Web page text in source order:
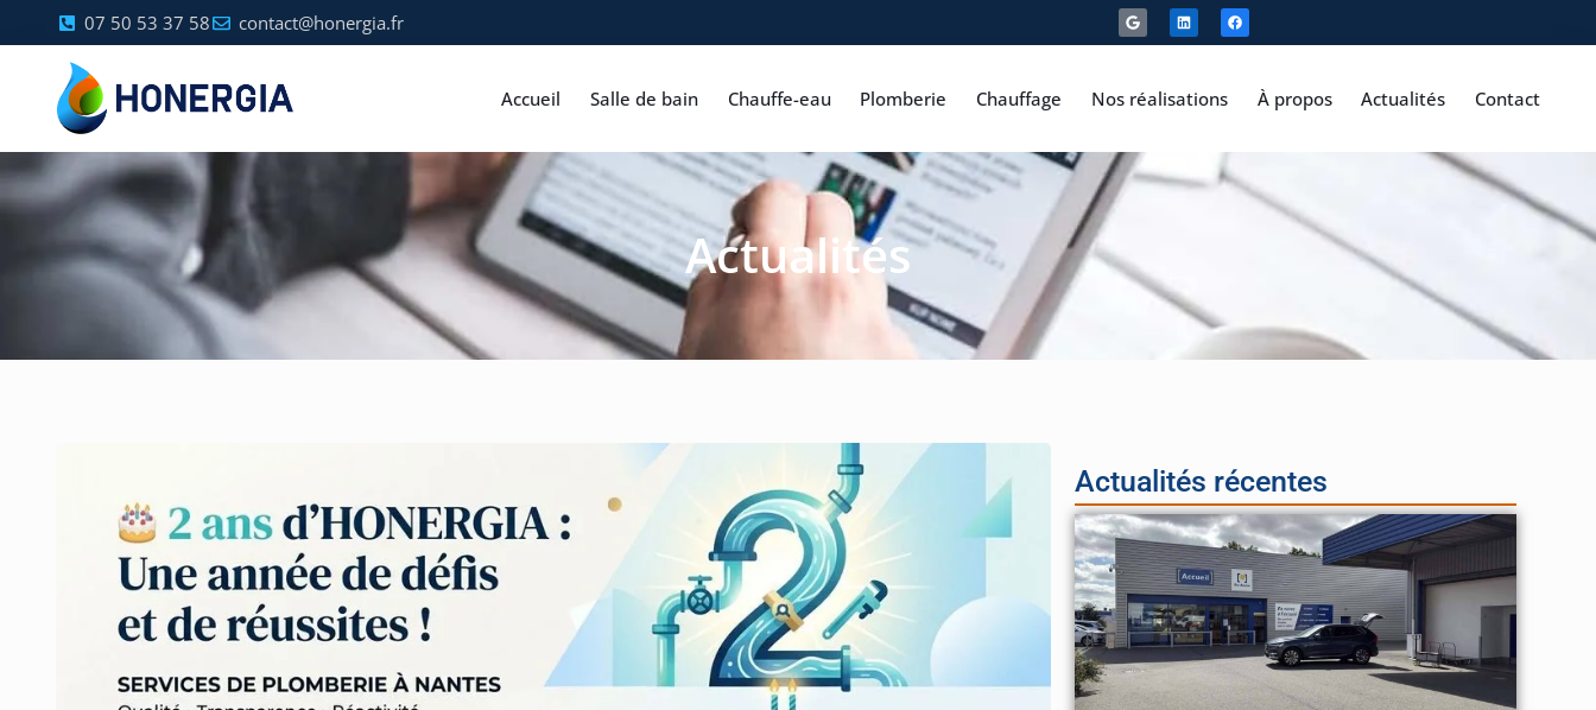
07 50 53 37 58 contact@honergia.fr
Accueil Salle de bain Chauffe-eau Plomberie Chauffage Nos réalisations À propos Actualités Contact
Actualités
Actualités récentes